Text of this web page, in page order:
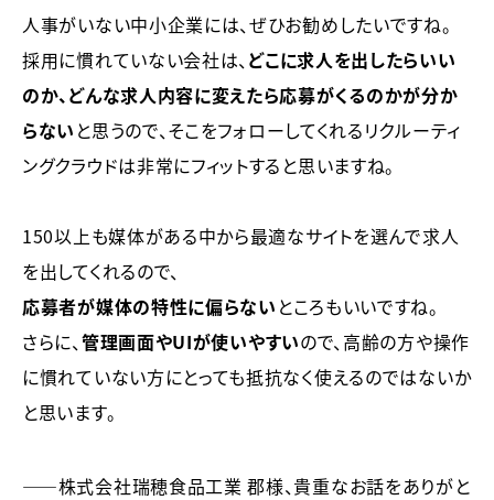
人事がいない中小企業には、ぜひお勧めしたいですね。
採用に慣れていない会社は、 どこに求人を出したらいい
のか、どんな求人内容に変えたら応募がくるのかが分か
らない と思うので、そこをフォローしてくれるリクルーティ
ングクラウドは非常にフィットする と思いますね。
150以上も媒体がある中から最適なサイトを選んで求人
を出してくれるので、
応募者が媒体の特性に偏らない ところもいいですね。
さらに、管理画面やUIが使いやすいので、高齢の方や操作
に慣れていない方にとっても抵抗なく使えるのではないか
と思います。
――株式会社瑞穂食品工業 郡様、貴重なお話をありがと